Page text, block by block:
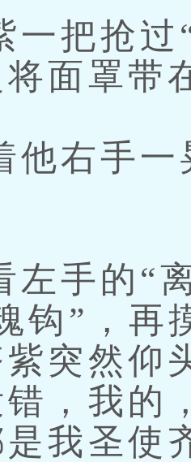
把抢过
将面罩带
右手一
手的“
钩”，再
突然仰
，我的
是我圣使